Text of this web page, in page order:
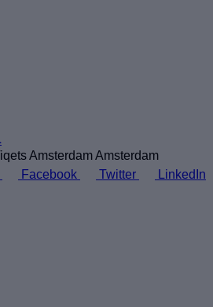
Amsterdam
Facebook Twitter LinkedIn